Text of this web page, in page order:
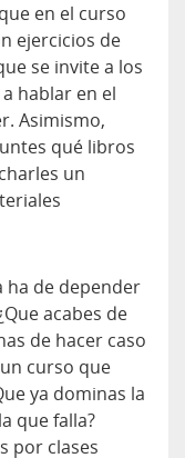
en el curso
ejercicios de
se invite a los
hablar en el
Asimismo,
qué libros
un
ha de depender
acabes de
de hacer caso
curso que
ya dominas la
que falla?
por clases